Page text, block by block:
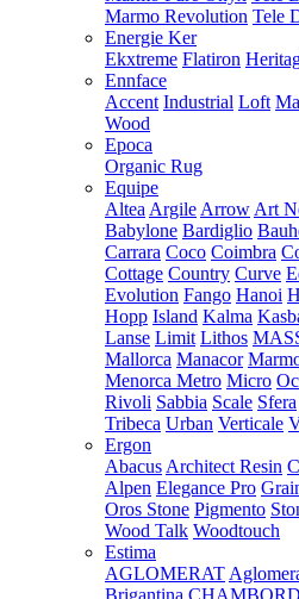
Marmo Revolution Tele
Energie Ker
Ekxtreme Flatiron
Ennface
Accent Industrial Loft
Wood
Epoca
Organic Rug
Equipe
Altea Argile Arrow Art
Babylone Bardiglio
Carrara Coco Coimbra
Cottage Country Curve
Evolution Fango Hanoi
Hopp Island Kalma
Lanse Limit Lithos
Mallorca Manacor
Menorca Metro Micro
Rivoli Sabbia Scale Sfera
Tribeca Urban Verticale
Ergon
Abacus Architect Resin
Alpen Elegance Pro
Oros Stone Pigmento
Wood Talk Woodtouch
Estima
AGLOMERAT